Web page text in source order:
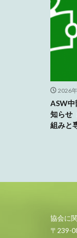
2026
ASW中
知らせ
組みと
協会に
〒239-